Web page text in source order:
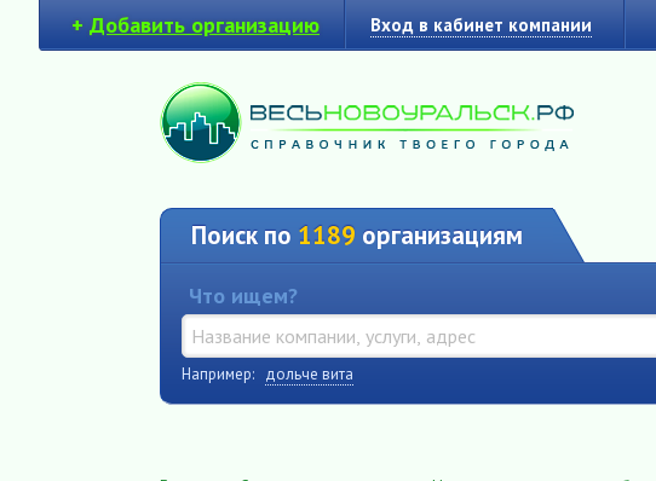
+ Добавить организацию Вход в кабинет компании
Поиск по 1189 организациям
Что ищем?
Например: дольче вита